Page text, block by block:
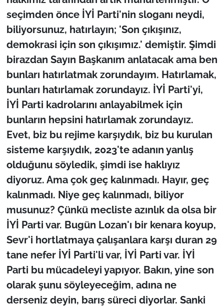
seçimden önce İYİ Parti'nin sloganı neydi,
biliyorsunuz, hatırlayın; 'Son çıkışınız,
demokrasi için son çıkışımız.' demiştir. Şimdi
birazdan Sayın Başkanım anlatacak ama ben
bunları hatırlatmak zorundayım. Hatırlamak,
bunları hatırlamak zorundayız. İYİ Parti'yi,
İYİ Parti kadrolarını anlayabilmek için
bunların hepsini hatırlamak zorundayız.
Evet, biz bu rejime karşıydık, biz bu kurulan
sisteme karşıydık, 2023'te adanın yanlış
olduğunu söyledik, şimdi ise haklıyız
diyoruz. Ama çok geç kalınmadı. Hayır, geç
kalınmadı. Niye geç kalınmadı, biliyor
musunuz? Çünkü mecliste azınlık da olsa bir
İYİ Parti var. Bugün Lozan'ı bir kenara koyup,
Sevr'i hortlatmaya çalışanlara karşı duran 29
tane nefer İYİ Parti'li var, İYİ Parti var. İYİ
Parti bu mücadeleyi yapıyor. Bakın, yine son
olarak şunu söyleyeceğim, adına ne
derseniz deyin, barış süreci diyorlar. Sanki